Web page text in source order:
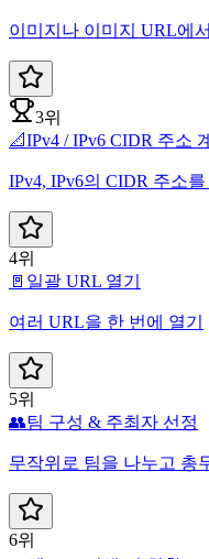
이미지나 이미지 URL에
3위
📐IPv4 / IPv6 CIDR 주소
IPv4, IPv6의 CIDR 주소
4위
🚪 일괄 URL 열기
여러 URL을 한 번에 열기
5위
👥팀 구성 & 주최자 선정
무작위로 팀을 나누고 총
6위